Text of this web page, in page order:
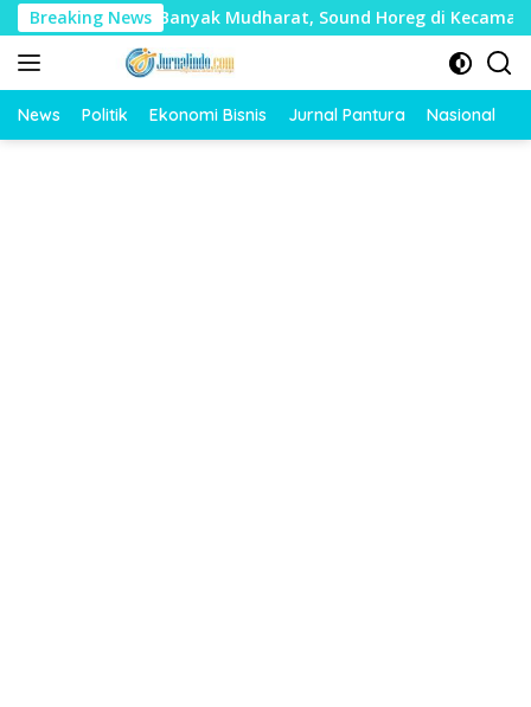
Langsung
ke
konten
Breaking News
Timbulkan Banyak Mudharat, Sound Horeg di Kecamatan
News Politik Ekonomi Bisnis Jurnal Pantura Nasional